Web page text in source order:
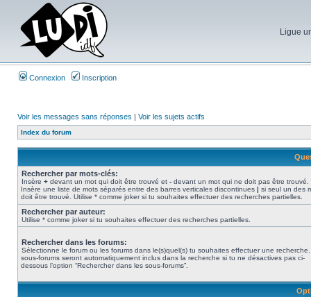
Ligue
Connexion Inscription
Voir les messages sans réponses | Voir les sujets actifs
Index du forum
Rechercher par mots-clés:
Insère + devant un mot qui doit être trouvé et - devant un mot qui ne doit pas être trouvé.
Insère une liste de mots séparés entre des barres verticales discontinues | si seul un des
doit être trouvé. Utilise * comme joker si tu souhaites effectuer des recherches partielles.
Rechercher par auteur:
Utilise * comme joker si tu souhaites effectuer des recherches partielles.
Rechercher dans les forums:
Sélectionne le forum ou les forums dans le(s)quel(s) tu souhaites effectuer une
sous-forums seront automatiquement inclus dans la recherche si tu ne désactives pas ci-
dessous l’option “Rechercher dans les sous-forums”.